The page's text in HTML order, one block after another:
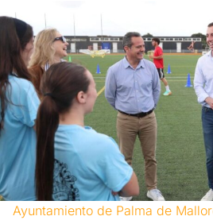
Ayuntamiento de Palma de